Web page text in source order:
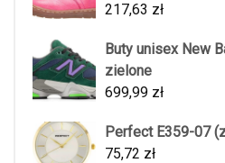
217,63 zł
Buty unisex New
zielone
699,99 zł
Perfect E359-07
75,72 zł